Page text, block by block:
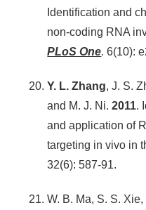
Identification and
non-coding RNA
PLoS One. 6(10):
Y. L. Zhang, J. S.
and M. J. Ni.2011.
and application of
targeting in vivo in
32(6): 587-91.
W. B. Ma, S. S.